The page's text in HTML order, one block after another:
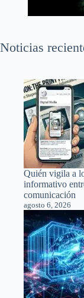
Noticias
Quién vigila a
informativo
comunicación
agosto 6, 2026